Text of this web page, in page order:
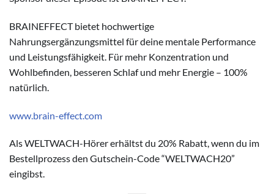
BRAINEFFECT bietet hochwertige
Nahrungsergänzungsmittel für deine mentale Performance
und Leistungsfähigkeit. Für mehr Konzentration und
Wohlbefinden, besseren Schlaf und mehr Energie – 100%
natürlich.
www.brain-effect.com
Als WELTWACH-Hörer erhältst du 20% Rabatt, wenn du im
Bestellprozess den Gutschein-Code “WELTWACH20”
eingibst.